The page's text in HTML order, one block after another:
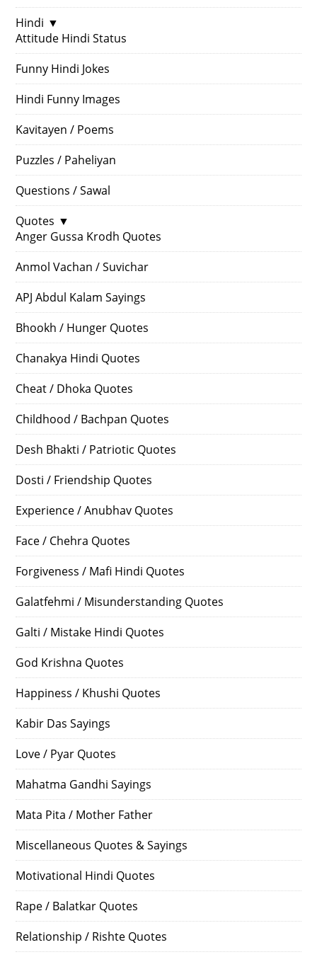
Hindi ▼
Attitude Hindi Status
Funny Hindi Jokes
Hindi Funny Images
Kavitayen / Poems
Puzzles / Paheliyan
Questions / Sawal
Quotes ▼
Anger Gussa Krodh Quotes
Anmol Vachan / Suvichar
APJ Abdul Kalam Sayings
Bhookh / Hunger Quotes
Chanakya Hindi Quotes
Cheat / Dhoka Quotes
Childhood / Bachpan Quotes
Desh Bhakti / Patriotic Quotes
Dosti / Friendship Quotes
Experience / Anubhav Quotes
Face / Chehra Quotes
Forgiveness / Mafi Hindi Quotes
Galatfehmi / Misunderstanding Quotes
Galti / Mistake Hindi Quotes
God Krishna Quotes
Happiness / Khushi Quotes
Kabir Das Sayings
Love / Pyar Quotes
Mahatma Gandhi Sayings
Mata Pita / Mother Father
Miscellaneous Quotes & Sayings
Motivational Hindi Quotes
Rape / Balatkar Quotes
Relationship / Rishte Quotes